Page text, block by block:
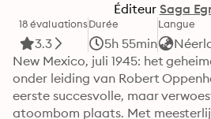
Éditeur Saga
18 évaluations
3.3
Durée
5h 55min
Langue
New Mexico, juli 1945: het
onder leiding van Robert
eerste succesvolle, maar
atoombom plaats. Met